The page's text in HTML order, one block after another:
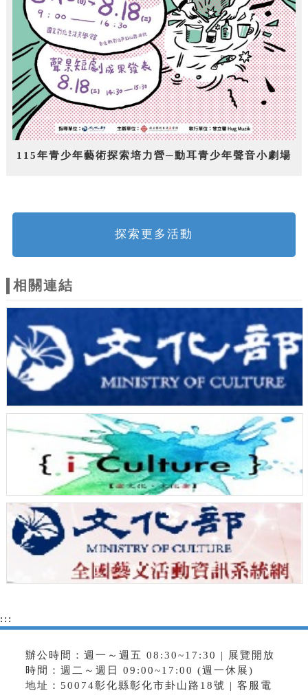
115年青少年藝術探索培力營─動耳青少年聲音小劇場
探索更多活動
相關連結
:::
辦公時間：週一～週五 08:30~17:30 | 展覽開放
時間：週二～週日 09:00~17:00 (週一休展)
地址：50074彰化縣彰化市卦山路18號 | 客服電